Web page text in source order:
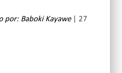
por: Baboki Kayawe| 27